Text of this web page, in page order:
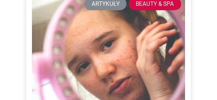
ARTYKUŁY BEAUTY & SPA